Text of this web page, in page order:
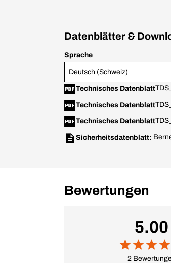
Datenblätter &
Sprache
Deutsch (Schweiz)
Technisches Datenblatt
Technisches Datenblatt
Technisches Datenblatt
Sicherheitsdatenblatt:
Bewertungen
5.00
2